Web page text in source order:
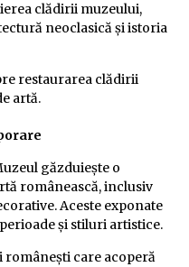
clădirii muzeului,
neoclasică și istoria
restaurarea clădirii
artă.
găzduiește o
românească, inclusiv
Aceste exponate
și stiluri artistice.
românești care acoperă